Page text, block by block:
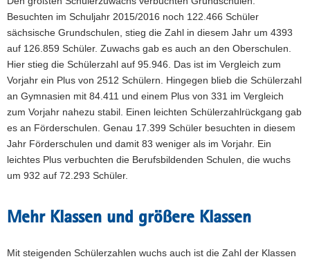
Besuchten im Schuljahr 2015/2016 noch 122.466 Schüler
sächsische Grundschulen, stieg die Zahl in diesem Jahr um 4393
auf 126.859 Schüler. Zuwachs gab es auch an den Oberschulen.
Hier stieg die Schülerzahl auf 95.946. Das ist im Vergleich zum
Vorjahr ein Plus von 2512 Schülern. Hingegen blieb die Schülerzahl
an Gymnasien mit 84.411 und einem Plus von 331 im Vergleich
zum Vorjahr nahezu stabil. Einen leichten Schülerzahlrückgang gab
es an Förderschulen. Genau 17.399 Schüler besuchten in diesem
Jahr Förderschulen und damit 83 weniger als im Vorjahr. Ein
leichtes Plus verbuchten die Berufsbildenden Schulen, die wuchs
um 932 auf 72.293 Schüler.
Mehr Klassen und größere Klassen
Mit steigenden Schülerzahlen wuchs auch ist die Zahl der Klassen